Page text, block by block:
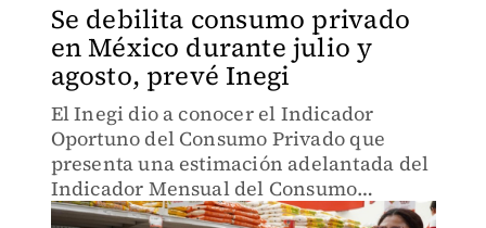
Se debilita consumo privado
en México durante julio y
agosto, prevé Inegi
El Inegi dio a conocer el Indicador
Oportuno del Consumo Privado que
presenta una estimación adelantada del
Indicador Mensual del Consumo
Privado.